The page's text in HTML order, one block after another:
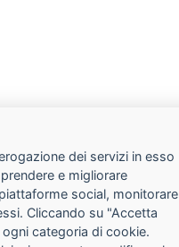
dei servizi in esso
e migliorare
social, monitorare
Cliccando su "Accetta
categoria di cookie.